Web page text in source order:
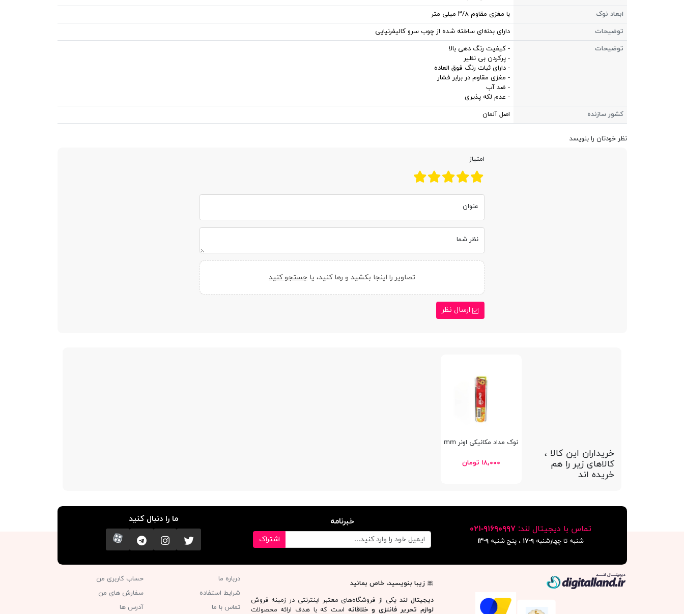
ابعاد نوک
با مغزی مقاوم ۳/۸ میلی متر
توضیحات
دارای بدنه‌ای ساخته شده از چوب سرو کالیفرنیایی
توضیحات
- کیفیت رنگ دهی بالا
- پرکردن بی نظیر
- دارای ثبات رنگ فوق العاده
- مغزی مقاوم در برابر فشار
- ضد آب
- عدم لکه پذیری
کشور سازنده
اصل آلمان
نظر خودتان را بنویسد
امتیاز
عنوان
نظر شما
تصاویر را اینجا بکشید و رها کنید، یا جستجو کنید
ارسال نظر
خریداران این کالا ،
کالاهای زیر را هم
خریده اند
نوک مداد مکانیکی اونر 0.9mm
۱۸,۰۰۰ تومان
تماس با دیجیتال لند: ٩١۶٩٠٩٩٧-٠٢١
شنبه تا چهارشنبه ۹-۱۷ ، پنج شنبه ۹-١٣
خبرنامه
اشتراک
ما را دنبال کنید
تویتر اینستاگرامکانال تلگرام
آپارات
🎀زیبا بنویسید، خاص بمانید
دیجیتال لند یکی از فروشگاه‌های معتبر اینترنتی در زمینه فروش
لوازم تحریر فانتزی و خلاقانه است که با هدف ارائه محصولات
درباره ما
شرایط استفاده
تماس با ما
حساب کاربری من
سفارش های من‎
آدرس ها